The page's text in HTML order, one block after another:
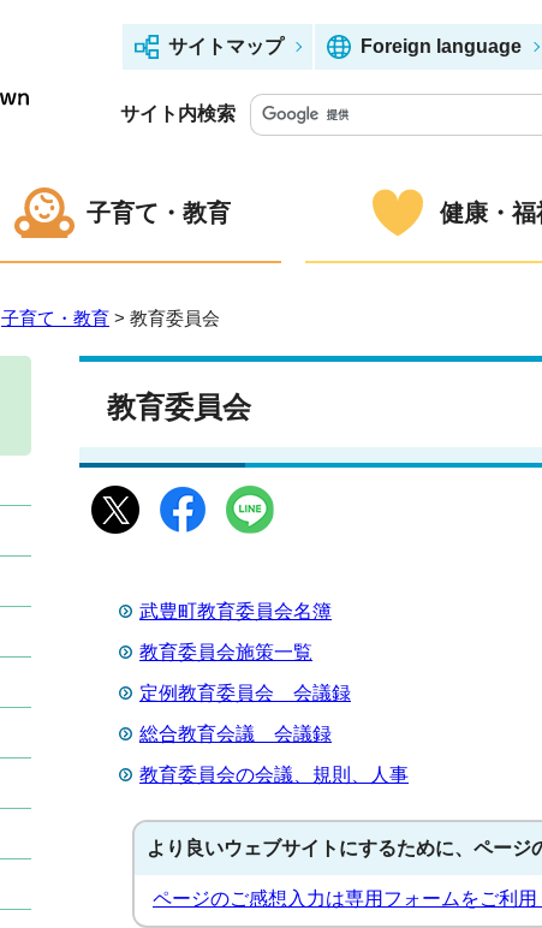
サイトマップ Foreign language
サイト内検索
子育て・教育 健康・福
子育て・教育 > 教育委員会
教育委員会
武豊町教育委員会名簿
教育委員会施策一覧
定例教育委員会 会議録
総合教育会議 会議録
教育委員会の会議、規則、人事
より良いウェブサイトにするために、ページ
ページのご感想入力は専用フォームをご利用